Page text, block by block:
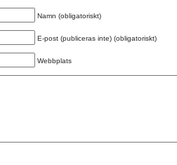
Namn (obligatoriskt)
E-post (publiceras inte) (obligatoriskt)
Webbplats